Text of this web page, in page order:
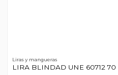
Liras y mangueras
LIRA BLINDAD UNE 60712 70